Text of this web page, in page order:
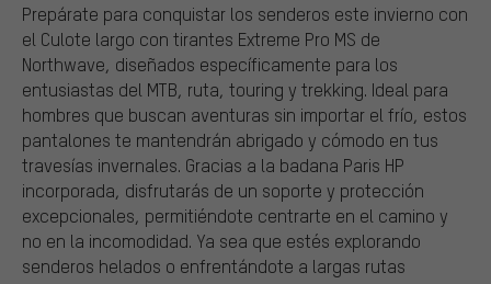
Prepárate para conquistar los senderos este invierno con
el Culote largo con tirantes Extreme Pro MS de
Northwave, diseñados específicamente para los
entusiastas del MTB, ruta, touring y trekking. Ideal para
hombres que buscan aventuras sin importar el frío, estos
pantalones te mantendrán abrigado y cómodo en tus
travesías invernales. Gracias a la badana Paris HP
incorporada, disfrutarás de un soporte y protección
excepcionales, permitiéndote centrarte en el camino y
no en la incomodidad. Ya sea que estés explorando
senderos helados o enfrentándote a largas rutas